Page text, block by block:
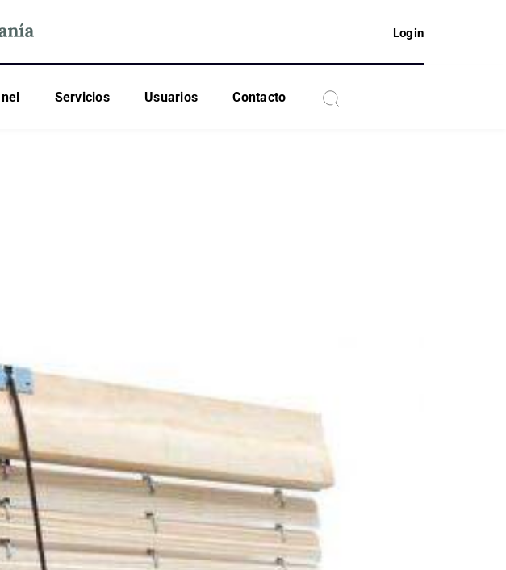
Login
Servicios Usuarios Contacto